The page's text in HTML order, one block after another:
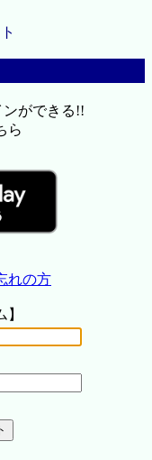
ができる!!
ら
れの方